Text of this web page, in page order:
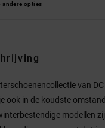
andere opties
van
ook in de koudste
modellen